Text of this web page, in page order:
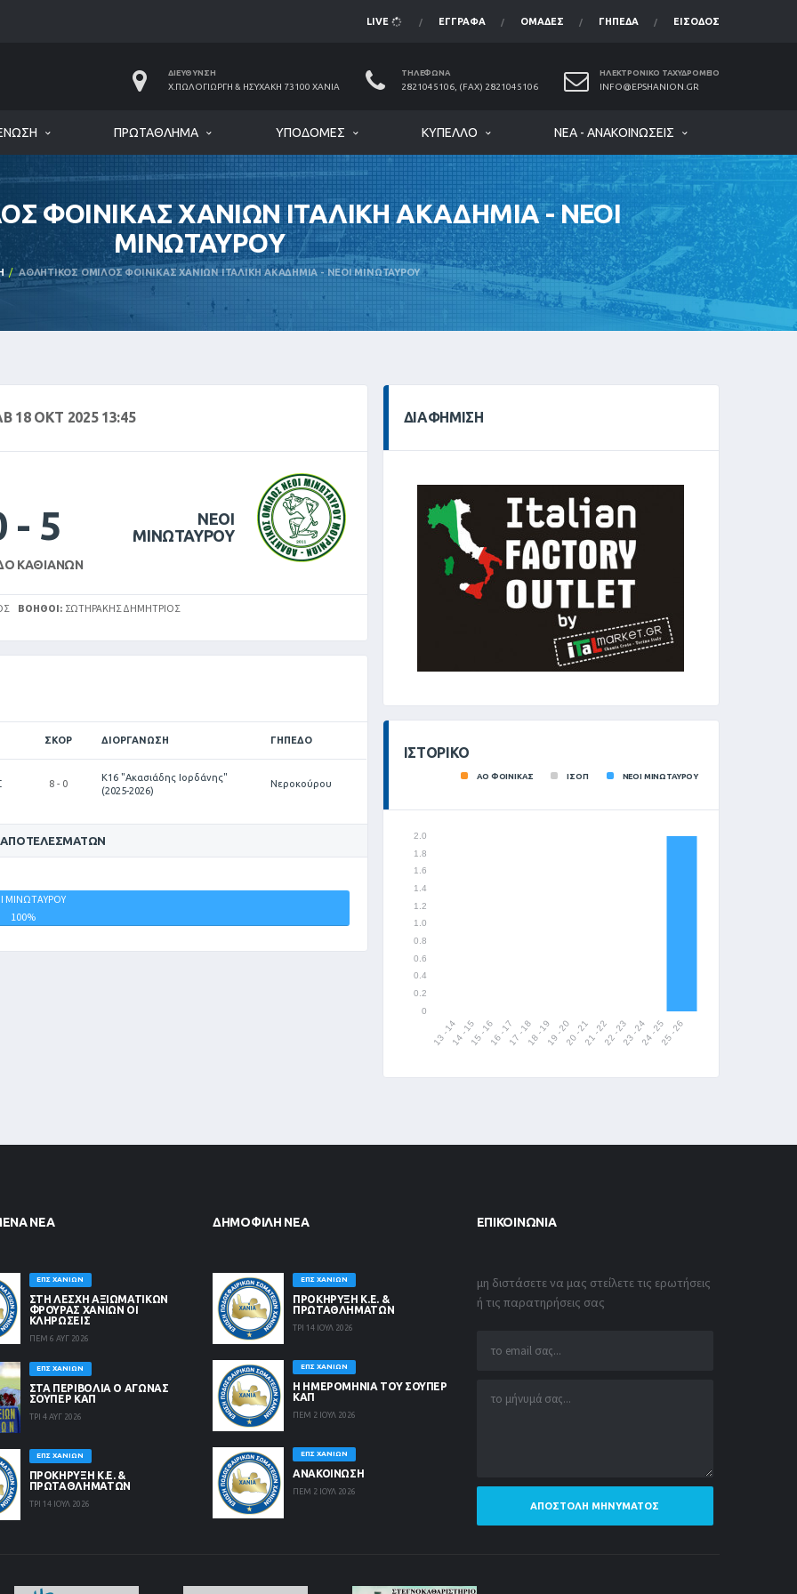
LIVE ΈΓΓΡΑΦΑ ΟΜΆΔΕΣ ΓΉΠΕΔΑ ΕΊΣΟΔΟΣ
ΔΙΕΎΘΥΝΣΗ
Χ.ΠΩΛΟΓΙΏΡΓΗ & ΗΣΥΧΆΚΗ 73100 ΧΑΝΙΆ
ΤΗΛΈΦΩΝΑ
2821045106, (FAX) 2821045106
ΗΛΕΚΤΡΟΝΙΚΌ ΤΑΧΥΔΡΟΜΕΊΟ
INFO@EPSHANION.GR
ΠΡΩΤΆΘΛΗΜΑ ΥΠΟΔΟΜΈΣ ΚΎΠΕΛΛΟ ΝΈΑ - ΑΝΑΚΟΙΝΏΣΕΙΣ
ΦΟΙΝΙΚΑΣ ΧΑΝΙΩΝ ΙΤΑΛΙΚΗ ΑΚΑΔΗΜΙΑ - ΝΕΟΙ
ΜΙΝΩΤΑΥΡΟΥ
ΑΘΛΗΤΙΚΟΣ ΟΜΙΛΟΣ ΦΟΙΝΙΚΑΣ ΧΑΝΙΩΝ ΙΤΑΛΙΚΗ ΑΚΑΔΗΜΙΑ - ΝΕΟΙ ΜΙΝΩΤΑΥΡΟΥ
18 ΟΚΤ 2025 13:45
- 5
ΚΑΘΙΑΝΏΝ
ΝΕΟΙ
ΜΙΝΩΤΑΥΡΟΥ
ΒΟΗΘΟΊ: ΣΩΤΗΡΑΚΗΣ ΔΗΜΗΤΡΙΟΣ
ΣΚΟΡ ΔΙΟΡΓΆΝΩΣΗ ΓΉΠΕΔΟ
8 - 0
Κ16 "Ακασιάδης Ιορδάνης"
(2025-2026)
Νεροκούρου
ΜΙΝΩΤΑΥΡΟΥ
100%
ΔΙΑΦΉΜΙΣΗ
ΙΣΤΟΡΙΚΌ
ΑΟ ΦΟΙΝΙΚΑΣ ΙΣΟΠ ΝΕΟΙ ΜΙΝΩΤΑΥΡΟΥ
ΝΈΑ
ΕΠΣ ΧΑΝΊΩΝ
ΣΤΗ ΛΈΣΧΗ ΑΞΙΩΜΑΤΙΚΏΝ
ΦΡΟΥΡΆΣ ΧΑΝΊΩΝ ΟΙ
ΚΛΗΡΏΣΕΙΣ
ΠΕΜ 6 ΑΥΓ 2026
ΕΠΣ ΧΑΝΊΩΝ
ΣΤΑ ΠΕΡΙΒΟΛΙΑ Ο ΑΓΩΝΑΣ
ΣΟΥΠΕΡ ΚΑΠ
ΤΡΙ 4 ΑΥΓ 2026
ΕΠΣ ΧΑΝΊΩΝ
ΠΡΟΚΗΡΥΞΗ Κ.Ε. &
ΠΡΩΤΑΘΛΗΜΑΤΩΝ
ΤΡΙ 14 ΙΟΥΛ 2026
ΔΗΜΟΦΙΛΉ ΝΈΑ
ΕΠΣ ΧΑΝΊΩΝ
ΠΡΟΚΗΡΥΞΗ Κ.Ε. &
ΠΡΩΤΑΘΛΗΜΑΤΩΝ
ΤΡΙ 14 ΙΟΥΛ 2026
ΕΠΣ ΧΑΝΊΩΝ
Η ΗΜΕΡΟΜΗΝΙΑ ΤΟΥ ΣΟΥΠΕΡ
ΚΑΠ
ΠΕΜ 2 ΙΟΥΛ 2026
ΕΠΣ ΧΑΝΊΩΝ
ΑΝΑΚΟΙΝΩΣΗ
ΠΕΜ 2 ΙΟΥΛ 2026
ΕΠΙΚΟΙΝΩΝΊΑ
μη διστάσετε να μας στείλετε τις ερωτήσεις
ή τις παρατηρήσεις σας
ΑΠΟΣΤΟΛΉ ΜΗΝΎΜΑΤΟΣ